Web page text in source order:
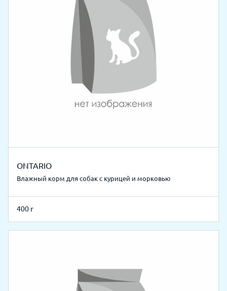
ONTARIO
Влажный корм для собак с курицей и морковью
400 г